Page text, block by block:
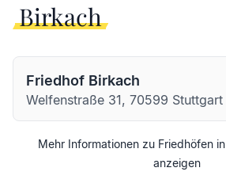
Birkach
Friedhof Birkach
Welfenstraße 31, 70599 Stuttgart
Mehr Informationen zu Friedhöfen in
anzeigen